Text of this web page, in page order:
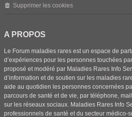
Supprimer les cookies
A PROPOS
Le Forum maladies rares est un espace de
d’expériences pour les personnes touchées
proposé et modéré par Maladies Rares Info
d’information et de soutien sur les maladies
aide au quotidien les personnes concernées
parcours de santé et de vie, par téléphone,
sur les réseaux sociaux. Maladies Rares Info
professionnels de santé et du secteur médico-